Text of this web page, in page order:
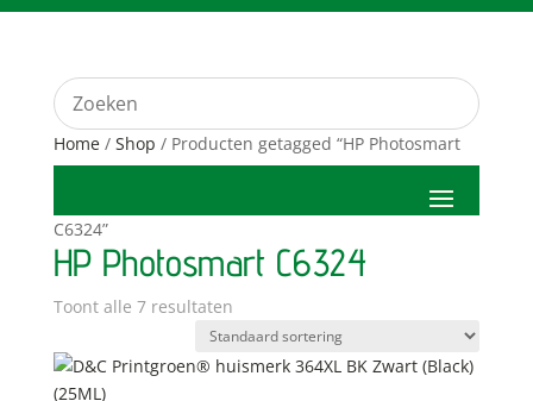
Home/ Shop / Producten getagged “HP Photosmart
C6324”
HP Photosmart C6324
Toont alle 7 resultaten